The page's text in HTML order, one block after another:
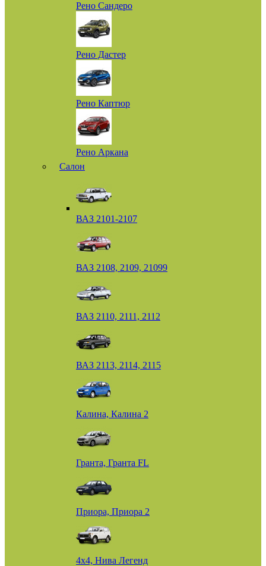
Рено Сандеро
Рено Дастер
Рено Каптюр
Рено Аркана
Салон
ВАЗ 2101-2107
ВАЗ 2108, 2109, 21099
ВАЗ 2110, 2111, 2112
ВАЗ 2113, 2114, 2115
Калина, Калина 2
Гранта, Гранта FL
Приора, Приора 2
4х4, Нива Легенд